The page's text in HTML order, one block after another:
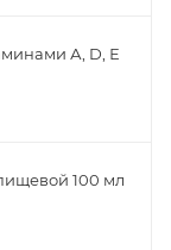
А, D, Е
100 мл